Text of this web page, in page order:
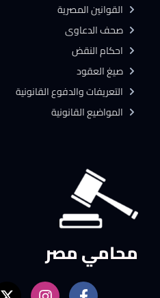
محامي مصر
القوانين المصرية
صحف الدعاوى
احكام النقض
صيغ العقود
التعريفات والدفوع القانونية
المواضيع القانونية